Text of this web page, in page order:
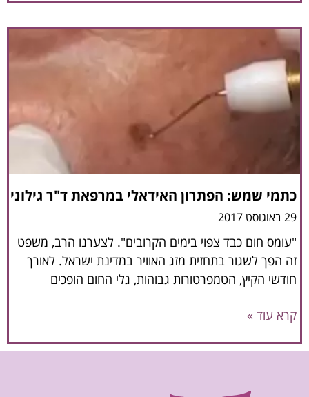
כתמי שמש: הפתרון האידאלי במרפאת ד"ר גילוני
29 באוגוסט 2017
"עומס חום כבד צפוי בימים הקרובים". לצערנו הרב, משפט
זה הפך לשגור בתחזית מזג האוויר במדינת ישראל. לאורך
חודשי הקיץ, הטמפרטורות גבוהות, גלי החום הופכים
קרא עוד »